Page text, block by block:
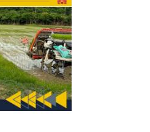
石垣島産米
地産地消
炊いたご飯の保存に
2020.09.21